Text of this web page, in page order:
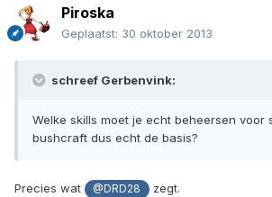
Piroska
Geplaatst: 30 oktober 2013
schreef Gerbenvink:
Welke skills moet je echt beheersen voor
bushcraft dus echt de basis?
Precies wat @DRD28 zegt.